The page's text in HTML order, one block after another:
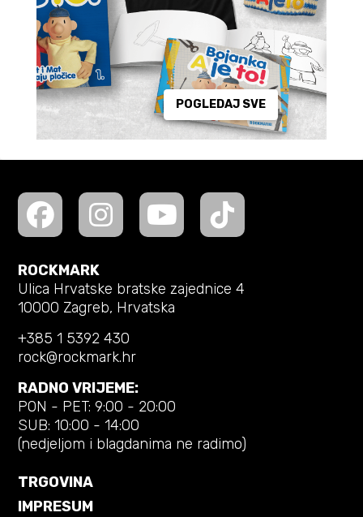
POGLEDAJ SVE
ROCKMARK
Ulica Hrvatske bratske zajednice 4
10000 Zagreb, Hrvatska
+385 1 5392 430
rock@rockmark.hr
RADNO VRIJEME:
PON - PET: 9:00 - 20:00
SUB: 10:00 - 14:00
(nedjeljom i blagdanima ne radimo)
TRGOVINA
IMPRESUM